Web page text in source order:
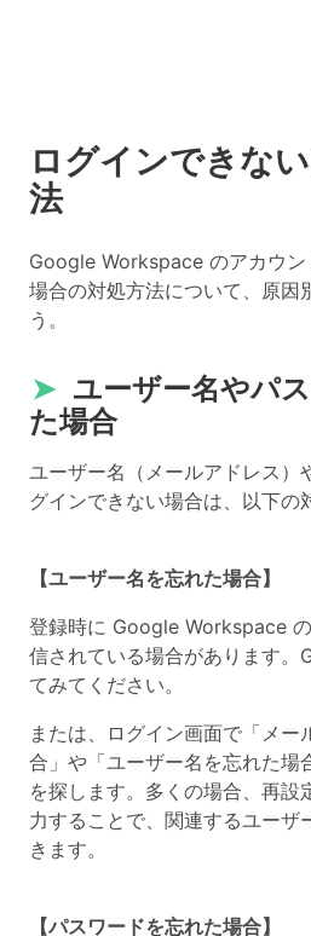
ログインできな
法
Google Workspace のアカウン
場合の対処方法について、原因
う。
➤ ユーザー名やパ
た場合
ユーザー名（メールアドレス）
グインできない場合は、以下の
【ユーザー名を忘れた場合】
登録時に Google Workspace
信されている場合があります。
てみてください。
または、ログイン画面で「メー
合」や「ユーザー名を忘れた場
を探します。多くの場合、再設
力することで、関連するユーザ
きます。
【パスワードを忘れた場合】